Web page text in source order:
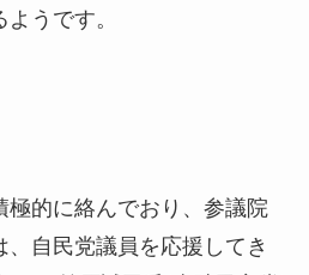
うです。
極的に絡んでおり、参議院
自民党議員を応援してき